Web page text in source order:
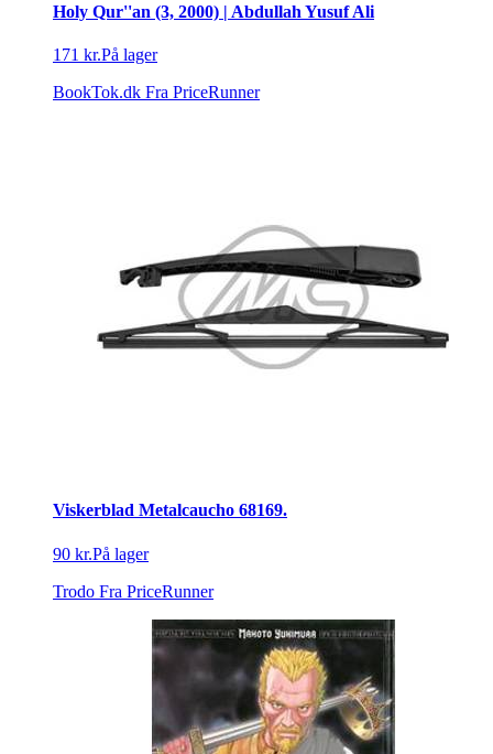
Holy Qur''an (3, 2000) | Abdullah Yusuf Ali
171 kr.På lager
BookTok.dk Fra PriceRunner
Viskerblad Metalcaucho 68169.
90 kr.På lager
Trodo Fra PriceRunner